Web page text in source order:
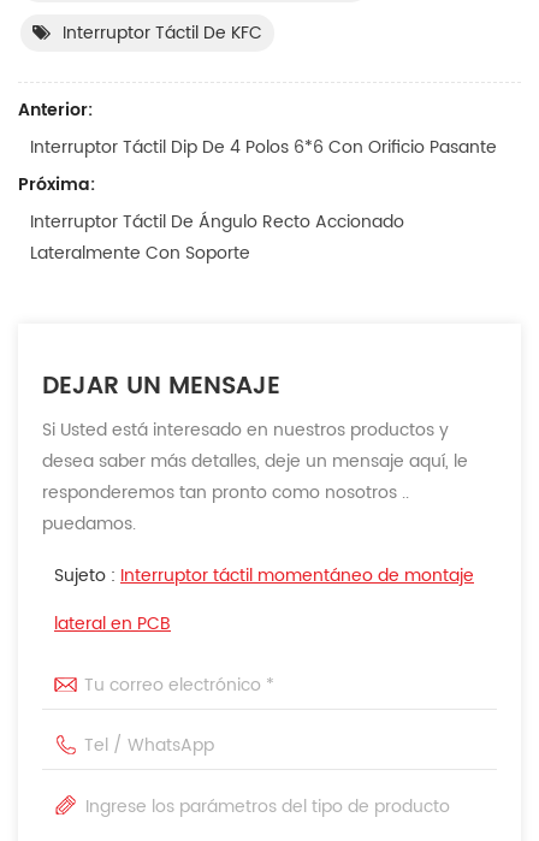
Interruptor Táctil De KFC
Anterior:
Interruptor Táctil Dip De 4 Polos 6*6 Con Orificio Pasante
Próxima:
Interruptor Táctil De Ángulo Recto Accionado
Lateralmente Con Soporte
DEJAR UN MENSAJE
Si Usted está interesado en nuestros productos y
desea saber más detalles, deje un mensaje aquí, le
responderemos tan pronto como nosotros ..
puedamos.
Sujeto : Interruptor táctil momentáneo de montaje
lateral en PCB